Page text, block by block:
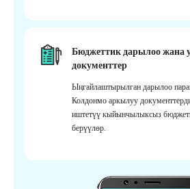
Бюджеттик дарылоо жана
документтер
Ыңгайлаштырылган дарылоо
Колдонмо аркылуу
иштетүү кыйынчылыксыз
берүүлөр.